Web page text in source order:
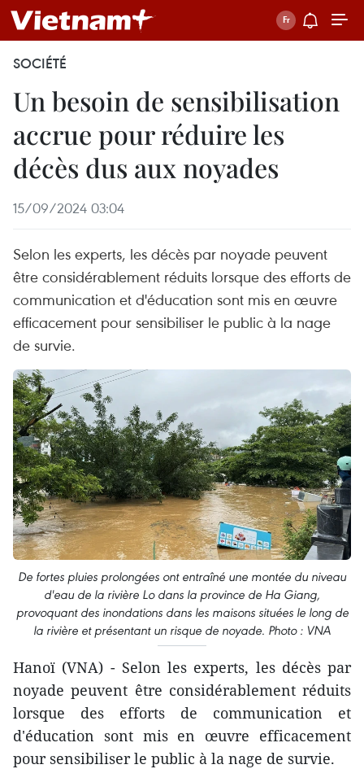
SOCIÉTÉ
Un besoin de sensibilisation
accrue pour réduire les
décès dus aux noyades
15/09/2024 03:04
Selon les experts, les décès par noyade peuvent
être considérablement réduits lorsque des efforts de
communication et d'éducation sont mis en œuvre
efficacement pour sensibiliser le public à la nage
de survie.
De fortes pluies prolongées ont entraîné une montée du niveau
d'eau de la rivière Lo dans la province de Ha Giang,
provoquant des inondations dans les maisons situées le long de
la rivière et présentant un risque de noyade. Photo : VNA
Hanoï (VNA) - Selon les experts, les décès par
noyade peuvent être considérablement réduits
lorsque des efforts de communication et
d'éducation sont mis en œuvre efficacement
pour sensibiliser le public à la nage de survie.